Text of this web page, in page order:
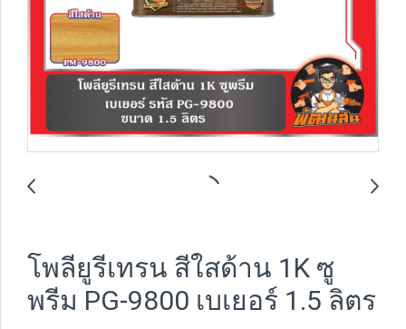
โพลียูรีเทรน สีใสด้าน 1K ซู
พรีม PG-9800 เบเยอร์ 1.5 ลิตร